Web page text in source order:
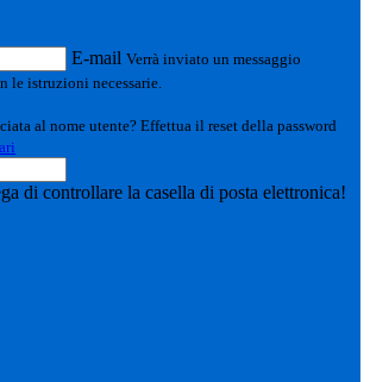
E-mail Verrà inviato un messaggio
le istruzioni necessarie.
al nome utente? Effettua il reset della password
di controllare la casella di posta elettronica!